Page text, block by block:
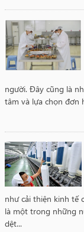
người. Đây cũng là
tâm và lựa chọn đơn
như cải thiện kinh tế
là một trong những
dệt...